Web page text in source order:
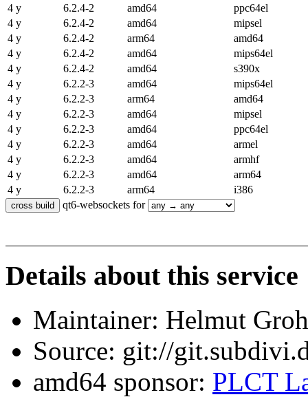
4 y
6.2.4-2 amd64
ppc64el
4 y
6.2.4-2 amd64
mipsel
4 y
6.2.4-2 arm64
amd64
4 y
6.2.4-2 amd64
mips64el
4 y
6.2.4-2 amd64
s390x
4 y
6.2.2-3 amd64
mips64el
4 y
6.2.2-3 arm64
amd64
4 y
6.2.2-3 amd64
mipsel
4 y
6.2.2-3 amd64
ppc64el
4 y
6.2.2-3 amd64
armel
4 y
6.2.2-3 amd64
armhf
4 y
6.2.2-3 amd64
arm64
4 y
6.2.2-3 arm64
i386
qt6-websockets for
Details about this service
Maintainer: Helmut
Source: git://
amd64 sponsor: PLCT